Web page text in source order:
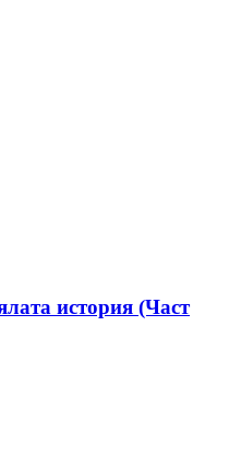
история (Част